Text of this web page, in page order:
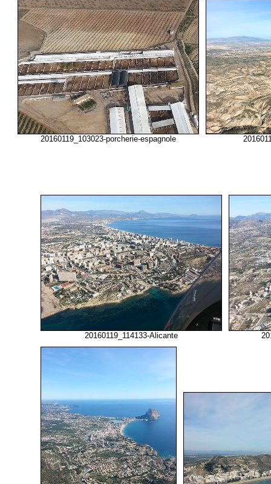
20160119_103023-porcherie-espagnole
20160119_114133-Alicante